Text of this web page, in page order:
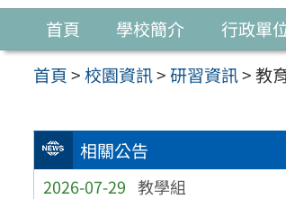
首頁 學校簡介 行政單
首頁>校園資訊>研習資訊>教
相關公告
2026-07-29 教學組